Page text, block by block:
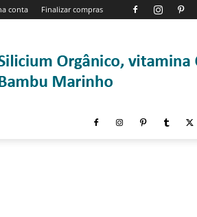
conta Finalizar compras